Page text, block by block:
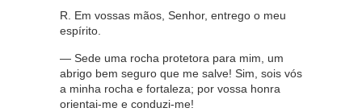
R. Em vossas mãos, Senhor, entrego o meu
espírito.
— Sede uma rocha protetora para mim, um
abrigo bem seguro que me salve! Sim, sois vós
a minha rocha e fortaleza; por vossa honra
orientai-me e conduzi-me!